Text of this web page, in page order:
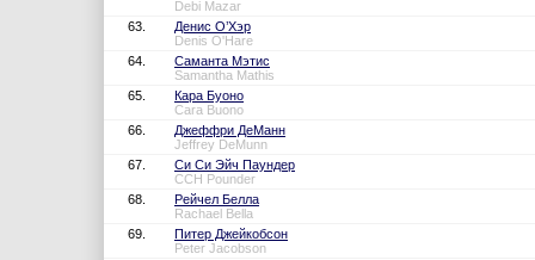
Debi Mazar
63.
Денис О’Хэр
Denis O'Hare
64.
Саманта Мэтис
Samantha Mathis
65.
Кара Буоно
Cara Buono
66.
Джеффри ДеМанн
Jeffrey DeMunn
67.
Си Си Эйч Паундер
CCH Pounder
68.
Рейчел Белла
Rachael Bella
69.
Питер Джейкобсон
Peter Jacobson